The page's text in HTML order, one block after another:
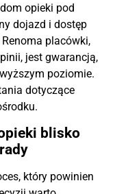
opieki pod
dojazd i dostęp
placówki,
jest gwarancją,
poziomie.
dotyczące
blisko
który powinien